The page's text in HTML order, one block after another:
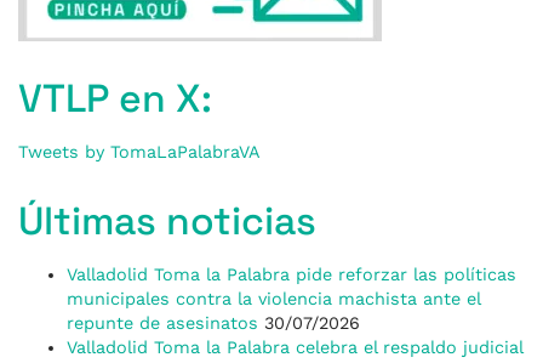
VTLP en X:
Tweets by TomaLaPalabraVA
Últimas noticias
Valladolid Toma la Palabra pide reforzar las políticas
municipales contra la violencia machista ante el
repunte de asesinatos 30/07/2026
Valladolid Toma la Palabra celebra el respaldo judicial